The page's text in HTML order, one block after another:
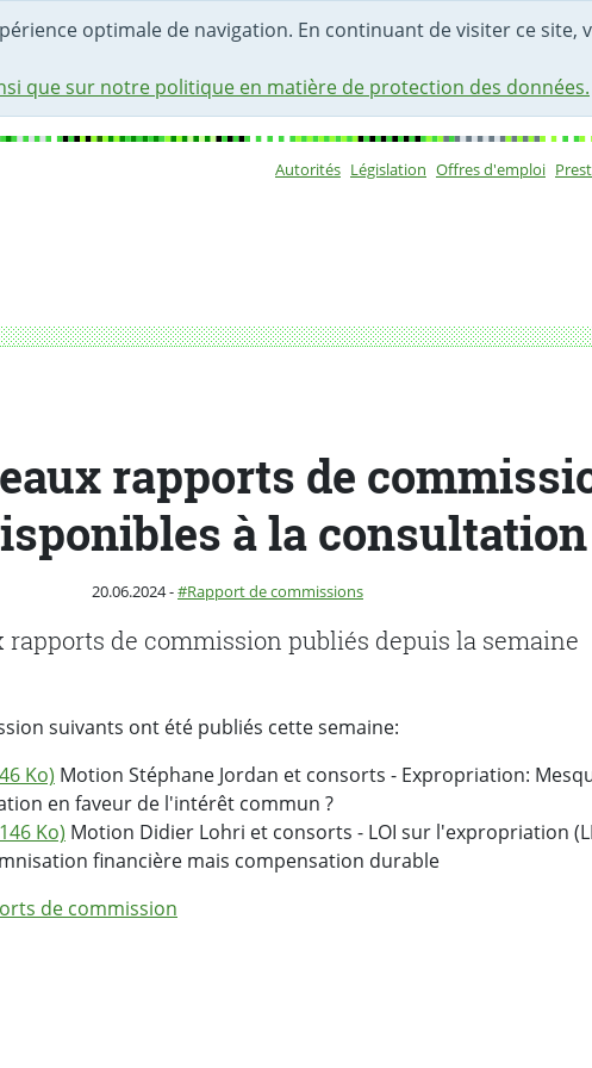
optimale de navigation. En continuant de visiter ce site,
que sur notre politique en matière de protection des données.
Autorités Législation Offres d'emploi
à la consultation
rapports de
à la consultation
Publié le
20.06.2024-Catégorie :
Rapport de commissions
rapports de commission publiés depuis la semaine
suivants ont été publiés cette semaine:
Ko) Motion Stéphane Jordan et consorts - Expropriation:
en faveur de l'intérêt commun ?
Ko) Motion Didier Lohri et consorts - LOI sur l'expropriation
financière mais compensation durable
de commission